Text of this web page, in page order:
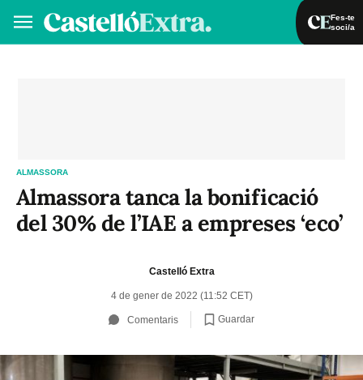
Fes-te
soci/a
ALMASSORA
Almassora tanca la bonificació
del 30% de l’IAE a empreses ‘eco’
Castelló Extra
4 de gener de 2022 (11:52 CET)
Comentaris Guardar